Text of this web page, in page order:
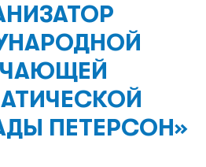
ПЕТЕРСОН»